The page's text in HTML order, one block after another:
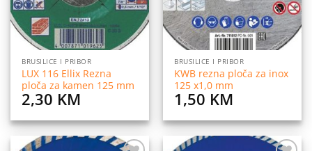
BRUSILICE I PRIBOR
LUX 116 Ellix Rezna
ploča za kamen 125 mm
2,30 KM
BRUSILICE I PRIBOR
KWB rezna ploča za inox
125 x1,0 mm
1,50 KM